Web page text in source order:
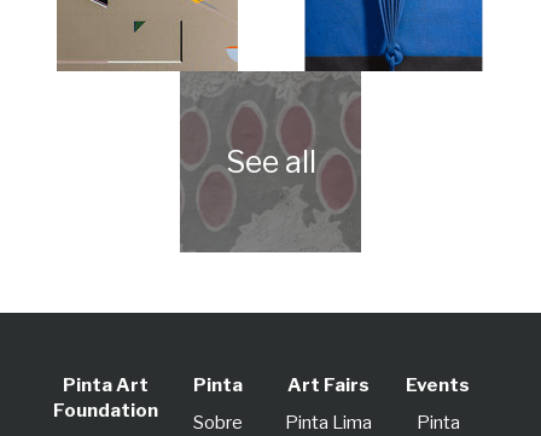
Pinta Art
Foundation
Pinta
Sobre
Art Fairs
Pinta Lima
Events
Pinta